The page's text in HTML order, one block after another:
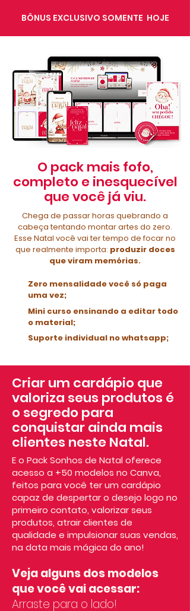
BÔNUS EXCLUSIVO SOMENTE HOJE
O pack mais fofo,
completo e inesquecível
que você já viu.
Chega de passar horas quebrando a
cabeça tentando montar artes do zero.
Esse Natal você vai ter tempo de focar no
que realmente importa: produzir doces
que viram memórias.
Zero mensalidade você só paga
uma vez;
Mini curso ensinando a editar todo
o material;
Suporte individual no whatsapp;
Criar um cardápio que
valoriza seus produtos é
o segredo para
conquistar ainda mais
clientes neste Natal.
E o Pack Sonhos de Natal oferece
acesso a +50 modelos no Canva,
feitos para você ter um cardápio
capaz de despertar o desejo logo no
primeiro contato, valorizar seus
produtos, atrair clientes de
qualidade e impulsionar suas vendas,
na data mais mágica do ano!
Veja alguns dos modelos
que você vai acessar:
Arraste para o lado!